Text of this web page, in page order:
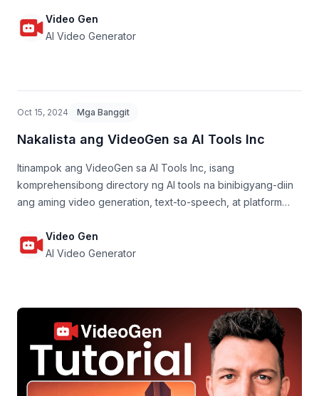
Video Gen
AI Video Generator
Oct 15, 2024 Mga Banggit
Nakalista ang VideoGen sa AI Tools Inc
Itinampok ang VideoGen sa AI Tools Inc, isang
komprehensibong directory ng AI tools na binibigyang-diin
ang aming video generation, text-to-speech, at platform
Video Gen
AI Video Generator